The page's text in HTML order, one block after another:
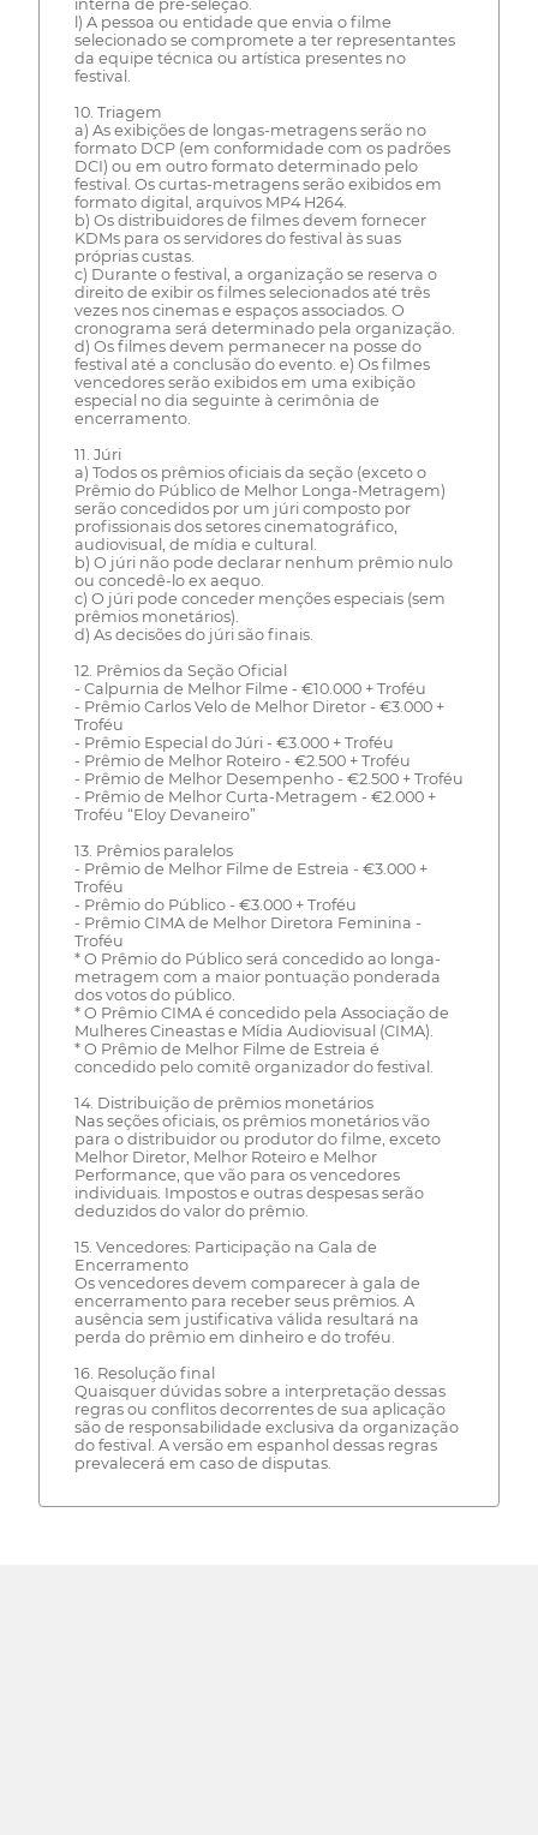
interna de pré-seleção.
l) A pessoa ou entidade que envia o filme
selecionado se compromete a ter representantes
da equipe técnica ou artística presentes no
festival.
10. Triagem
a) As exibições de longas-metragens serão no
formato DCP (em conformidade com os padrões
DCI) ou em outro formato determinado pelo
festival. Os curtas-metragens serão exibidos em
formato digital, arquivos MP4 H264.
b) Os distribuidores de filmes devem fornecer
KDMs para os servidores do festival às suas
próprias custas.
c) Durante o festival, a organização se reserva o
direito de exibir os filmes selecionados até três
vezes nos cinemas e espaços associados. O
cronograma será determinado pela organização.
d) Os filmes devem permanecer na posse do
festival até a conclusão do evento. e) Os filmes
vencedores serão exibidos em uma exibição
especial no dia seguinte à cerimônia de
encerramento.
11. Júri
a) Todos os prêmios oficiais da seção (exceto o
Prêmio do Público de Melhor Longa-Metragem)
serão concedidos por um júri composto por
profissionais dos setores cinematográfico,
audiovisual, de mídia e cultural.
b) O júri não pode declarar nenhum prêmio nulo
ou concedê-lo ex aequo.
c) O júri pode conceder menções especiais (sem
prêmios monetários).
d) As decisões do júri são finais.
12. Prêmios da Seção Oficial
- Calpurnia de Melhor Filme - €10.000 + Troféu
- Prêmio Carlos Velo de Melhor Diretor - €3.000 +
Troféu
- Prêmio Especial do Júri - €3.000 + Troféu
- Prêmio de Melhor Roteiro - €2.500 + Troféu
- Prêmio de Melhor Desempenho - €2.500 + Troféu
- Prêmio de Melhor Curta-Metragem - €2.000 +
Troféu “Eloy Devaneiro”
13. Prêmios paralelos
- Prêmio de Melhor Filme de Estreia - €3.000 +
Troféu
- Prêmio do Público - €3.000 + Troféu
- Prêmio CIMA de Melhor Diretora Feminina -
Troféu
* O Prêmio do Público será concedido ao longa-
metragem com a maior pontuação ponderada
dos votos do público.
* O Prêmio CIMA é concedido pela Associação de
Mulheres Cineastas e Mídia Audiovisual (CIMA).
* O Prêmio de Melhor Filme de Estreia é
concedido pelo comitê organizador do festival.
14. Distribuição de prêmios monetários
Nas seções oficiais, os prêmios monetários vão
para o distribuidor ou produtor do filme, exceto
Melhor Diretor, Melhor Roteiro e Melhor
Performance, que vão para os vencedores
individuais. Impostos e outras despesas serão
deduzidos do valor do prêmio.
15. Vencedores: Participação na Gala de
Encerramento
Os vencedores devem comparecer à gala de
encerramento para receber seus prêmios. A
ausência sem justificativa válida resultará na
perda do prêmio em dinheiro e do troféu.
16. Resolução final
Quaisquer dúvidas sobre a interpretação dessas
regras ou conflitos decorrentes de sua aplicação
são de responsabilidade exclusiva da organização
do festival. A versão em espanhol dessas regras
prevalecerá em caso de disputas.